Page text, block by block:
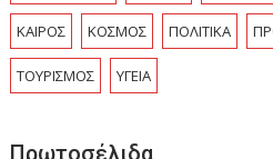
ΚΑΙΡΟΣ ΚΟΣΜΟΣ ΠΟΛΙΤΙΚΑ
ΤΟΥΡΙΣΜΟΣ ΥΓΕΙΑ
Πρωτοσέλιδα